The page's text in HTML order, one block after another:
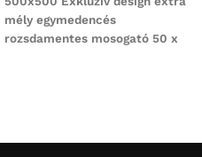
mély egymedencés
rozsdamentes mosogató 50 x